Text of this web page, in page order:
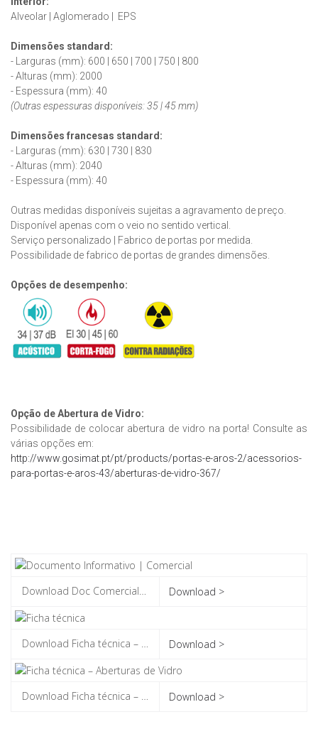
Alveolar | Aglomerado | EPS
Dimensões standard:
- Larguras (mm): 600 | 650 | 700 | 750 | 800
- Alturas (mm): 2000
- Espessura (mm): 40
(Outras espessuras disponíveis: 35 | 45 mm)
Dimensões francesas standard :
- Larguras (mm): 630 | 730 | 830
- Alturas (mm): 2040
- Espessura (mm): 40
Outras medidas disponíveis sujeitas a agravamento de preço.
Disponível apenas com o veio no sentido vertical.
Serviço personalizado | Fabrico de portas por medida.
Possibilidade de fabrico de portas de grandes dimensões.
Opções de desempenho:
Opção de Abertura de Vidro:
Possibilidade de colocar abertura de vidro na porta! Consulte as
várias opções em:
http://www.gosimat.pt/pt/products/portas-e-aros-2/acessorios-
para-portas-e-aros-43/aberturas-de-vidro-367/
Download >
Download >
Download >